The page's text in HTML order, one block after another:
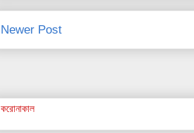
Newer Post
করোনাকাল